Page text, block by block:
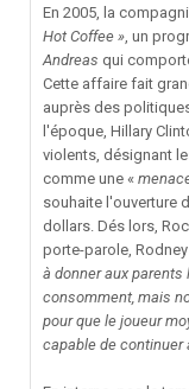
En 2005, la
Hot Coffee » , un
Andreas qui
Cette affaire fait
auprès des
l'époque, Hillary
violents, désignant
comme une «
souhaite l'ouverture
dollars. Dés lors,
porte-parole,
à donner aux
consomment, mais
pour que le joueur
capable de continuer